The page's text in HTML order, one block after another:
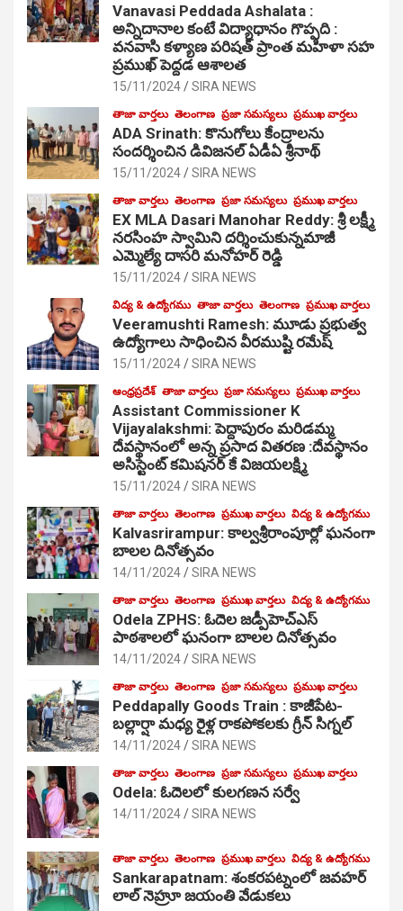
Vanavasi Peddada Ashalata :
అన్నిదానాల కంటే విద్యాధానం గొప్పది :
వనవాసి కళ్యాణ పరిషత్ ప్రాంత మహిళా సహ
ప్రముఖ్ పెద్దడ ఆశాలత
15/11/2024 SIRA NEWS
తాజా వార్తలు తెలంగాణ ప్రజా సమస్యలు ప్రముఖ వార్తలు
ADA Srinath: కొనుగోలు కేంద్రాల‌ను
సంద‌ర్శించిన డివిజనల్ ఏడీఏ శ్రీనాథ్
15/11/2024 SIRA NEWS
తాజా వార్తలు తెలంగాణ ప్రజా సమస్యలు ప్రముఖ వార్తలు
EX MLA Dasari Manohar Reddy: శ్రీ లక్ష్మీ
నరసింహ స్వామిని దర్శించుకున్నమాజీ
ఎమ్మెల్యే దాసరి మనోహర్ రెడ్డి
15/11/2024 SIRA NEWS
విద్య & ఉద్యోగము తాజా వార్తలు తెలంగాణ ప్రముఖ వార్తలు
Veeramushti Ramesh: మూడు ప్రభుత్వ
ఉద్యోగాలు సాధించిన వీరముష్టి రమేష్
15/11/2024 SIRA NEWS
ఆంధ్రప్రదేశ్ తాజా వార్తలు ప్రజా సమస్యలు ప్రముఖ వార్తలు
Assistant Commissioner K
Vijayalakshmi: పెద్దాపురం మరిడమ్మ
దేవస్థానంలో అన్న ప్రసాద వితరణ :దేవస్థానం
అసిస్టెంట్ కమిషనర్ కే విజయలక్ష్మి
15/11/2024 SIRA NEWS
తాజా వార్తలు తెలంగాణ ప్రముఖ వార్తలు విద్య & ఉద్యోగము
Kalvasrirampur: కాల్వశ్రీరాంపూర్లో ఘనంగా
బాలల దినోత్సవం
14/11/2024 SIRA NEWS
తాజా వార్తలు తెలంగాణ ప్రముఖ వార్తలు విద్య & ఉద్యోగము
Odela ZPHS: ఓదెల జ‌డ్పీహెచ్ఎస్
పాఠ‌శాల‌లో ఘనంగా బాలల దినోత్సవం
14/11/2024 SIRA NEWS
తాజా వార్తలు తెలంగాణ ప్రజా సమస్యలు ప్రముఖ వార్తలు
Peddapally Goods Train : కాజీపేట-
బల్లార్షా మధ్య రైళ్ల రాకపోకలకు గ్రీన్ సిగ్నల్
14/11/2024 SIRA NEWS
తాజా వార్తలు తెలంగాణ ప్రజా సమస్యలు ప్రముఖ వార్తలు
Odela: ఓదెలలో కులగణన సర్వే
14/11/2024 SIRA NEWS
తాజా వార్తలు తెలంగాణ ప్రముఖ వార్తలు విద్య & ఉద్యోగము
Sankarapatnam: శంకరపట్నంలో జవహర్
లాల్ నెహ్రూ జయంతి వేడుకలు